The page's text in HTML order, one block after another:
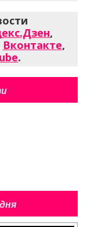
,
Вконтакте,
.